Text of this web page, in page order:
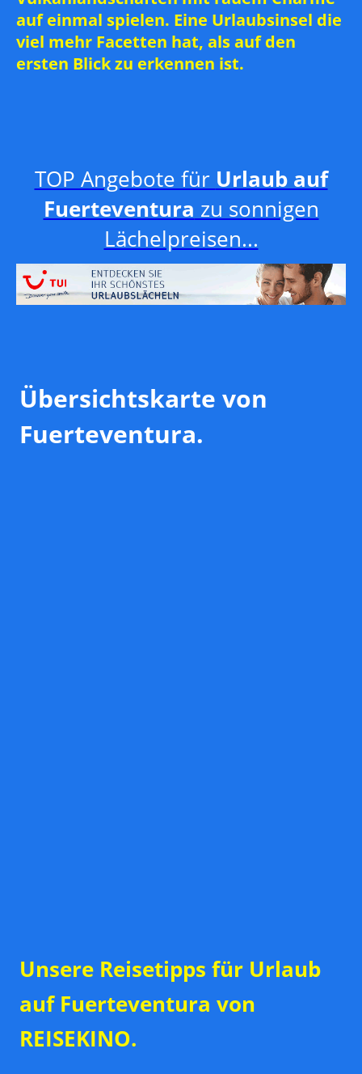
auf einmal spielen. Eine Urlaubsinsel die
viel mehr Facetten hat, als auf den
ersten Blick zu erkennen ist.
TOP Angebote für Urlaub auf
Fuerteventura zu sonnigen
Lächelpreisen...
Übersichtskarte von
Fuerteventura.
Unsere Reisetipps für Urlaub
auf Fuerteventura von
REISEKINO.